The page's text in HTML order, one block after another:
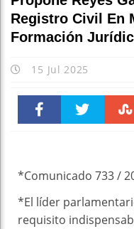
Registro Civil En
Formación
15 Jul 2025
*Comunicado 733 /
*El líder
requisito